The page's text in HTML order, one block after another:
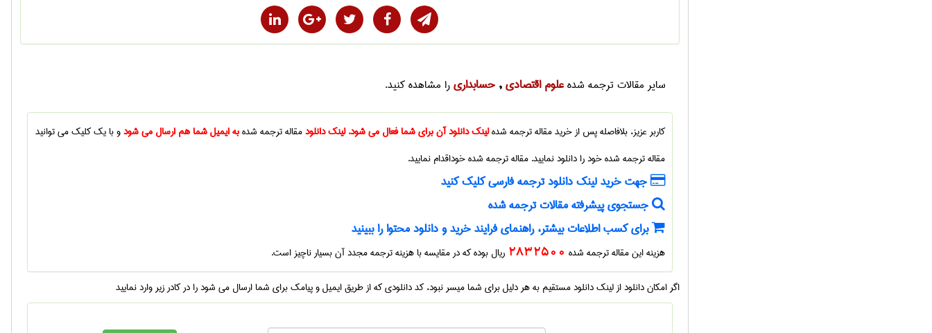
سایرمقالات ترجمه شدهعلوم اقتصادی,حسابداریرا مشاهده کنید.
کاربر عزیز، بلافاصله پس از خریدمقاله ترجمه شدهلینک دانلود آن برای شما فعال می شود. لینک دانلودمقاله ترجمه شدهبه ایمیل شما هم ارسال می شودو با یک کلیک می توانید
مقاله ترجمه شدهخود را دانلود نمایید.مقاله ترجمه شدهخوداقدام نمایید.
جهت خرید لینک دانلود ترجمه فارسی کلیک کنید
جستجوی پیشرفته مقالات ترجمه شده
برای کسب اطلاعات بیشتر، راهنمای فرایند خرید و دانلود محتوا را ببینید
هزینه این مقاله ترجمه شده 2832500 ریال بوده که در مقایسه با هزینه ترجمه مجدد آن بسیار ناچیز است.
اگر امکان دانلود از لینک دانلود مستقیم به هر دلیل برای شما میسر نبود، کد دانلودی که از طریق ایمیل و پیامک برای شما ارسال می شود را در کادر زیر وارد نمایید